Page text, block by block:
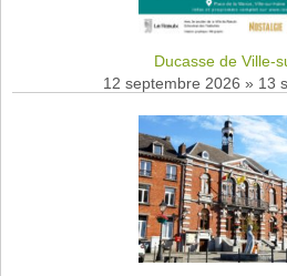
Ducasse de Ville-
12 septembre 2026 » 13